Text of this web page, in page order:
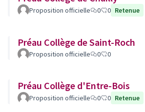
Proposition officielle 0 0 Retenue
Préau Collège de Saint-Roch
Proposition officielle 0 0
Préau Collège d'Entre-Bois
Proposition officielle 0 0 Retenue